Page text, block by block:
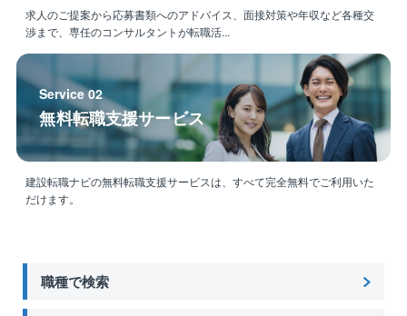
直近5年間での退職者1名（寿退社）
健康診断や予防接種、歯科健診は会社負担で受ける
ことができます。
■15分単位で有給取得可能（入社後6カ月で10日付与）
■テレワーク勤務可能
遠方にお住いの方や育児、介護が必要な方などご事
求人のご提案から応募書類へのアドバイス、面接対策や年収など各種交
渉まで、専任のコンサルタントが転職活...
Service 02
無料転職支援サービス
建設転職ナビの無料転職支援サービスは、すべて完全無料でご利用いた
だけます。
職種で検索